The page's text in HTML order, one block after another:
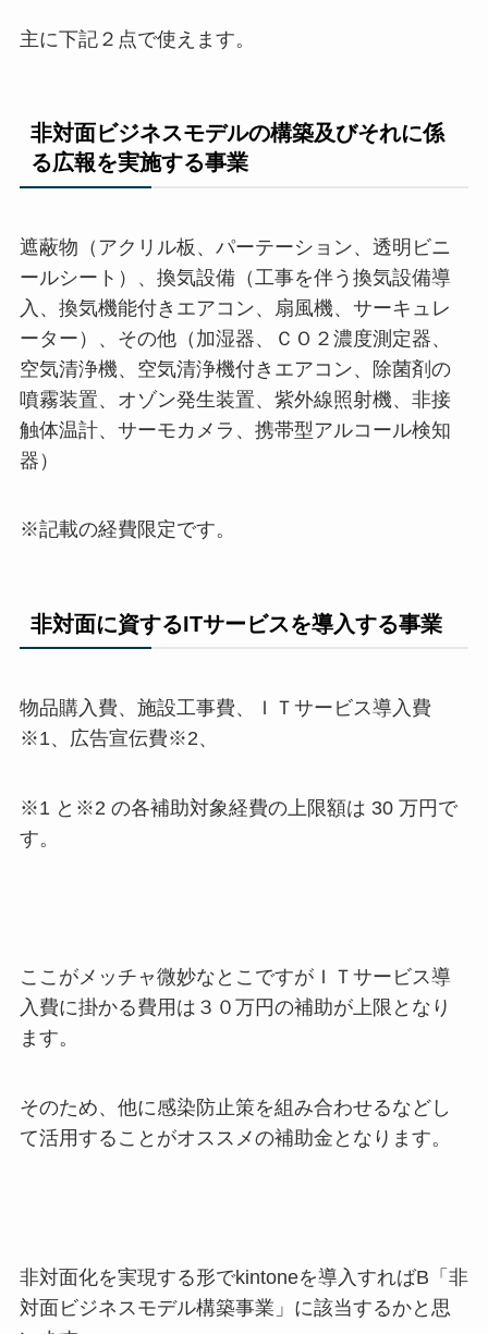
主に下記２点で使えます。
非対面ビジネスモデルの構築及びそれに係
る広報を実施する事業
遮蔽物（アクリル板、パーテーション、透明ビニ
ールシート）、換気設備（工事を伴う換気設備導
入、換気機能付きエアコン、扇風機、サーキュレ
ーター）、その他（加湿器、ＣＯ２濃度測定器、
空気清浄機、空気清浄機付きエアコン、除菌剤の
噴霧装置、オゾン発生装置、紫外線照射機、非接
触体温計、サーモカメラ、携帯型アルコール検知
器）
※記載の経費限定です。
非対面に資するITサービスを導入する事業
物品購入費、施設工事費、ＩＴサービス導入費
※1、広告宣伝費※2、
※1 と※2 の各補助対象経費の上限額は 30 万円で
す。
ここがメッチャ微妙なとこですがＩＴサービス導
入費に掛かる費用は３０万円の補助が上限となり
ます。
そのため、他に感染防止策を組み合わせるなどし
て活用することがオススメの補助金となります。
非対面化を実現する形でkintoneを導入すればB「非
対面ビジネスモデル構築事業」に該当するかと思